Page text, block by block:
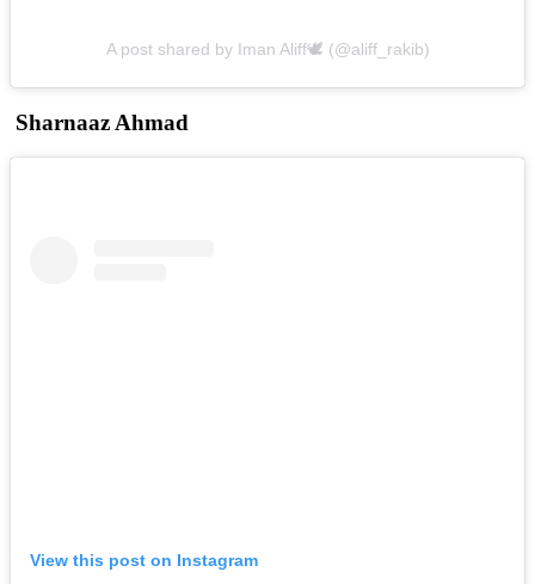
A post shared by Iman Aliff🕊️ (@aliff_rakib)
Sharnaaz Ahmad
View this post on Instagram